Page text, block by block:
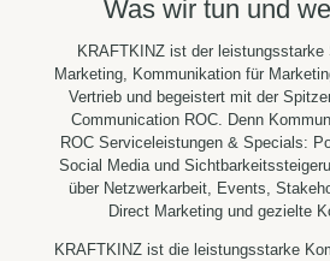
Was wir tun und
KRAFTKINZ ist der leistungsstarke
Marketing, Kommunikation für
Vertrieb und begeistert mit der
Communication ROC. Denn
ROC Serviceleistungen & Specials:
Social Media und
über Netzwerkarbeit, Events,
Direct Marketing und gezielte
KRAFTKINZ ist die leistungsstarke